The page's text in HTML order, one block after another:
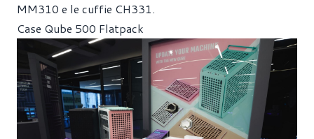
MM310 e le cuffie CH331.
Case Qube 500 Flatpack